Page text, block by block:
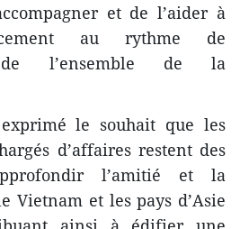
et de l’aider à
au rythme de
de l’ensemble de la
le souhait que les
d’affaires restent des
l’amitié et la
Vietnam et les pays d’Asie